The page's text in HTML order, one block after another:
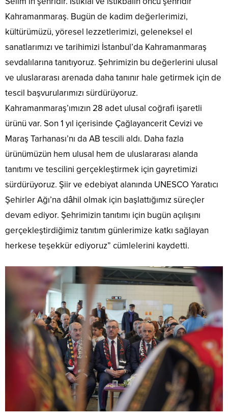
Kahramanmaraş. Bugün de kadim değerlerimizi,
kültürümüzü, yöresel lezzetlerimizi, geleneksel el
sanatlarımızı ve tarihimizi İstanbul’da Kahramanmaraş
sevdalılarına tanıtıyoruz. Şehrimizin bu değerlerini ulusal
ve uluslararası arenada daha tanınır hale getirmek için de
tescil başvurularımızı sürdürüyoruz.
Kahramanmaraş’ımızın 28 adet ulusal coğrafi işaretli
ürünü var. Son 1 yıl içerisinde Çağlayancerit Cevizi ve
Maraş Tarhanası’nı da AB tescili aldı. Daha fazla
ürünümüzün hem ulusal hem de uluslararası alanda
tanıtımı ve tescilini gerçekleştirmek için gayretimizi
sürdürüyoruz. Şiir ve edebiyat alanında UNESCO Yaratıcı
Şehirler Ağı’na dâhil olmak için başlattığımız süreçler
devam ediyor. Şehrimizin tanıtımı için bugün açılışını
gerçekleştirdiğimiz tanıtım günlerimize katkı sağlayan
herkese teşekkür ediyoruz” cümlelerini kaydetti.